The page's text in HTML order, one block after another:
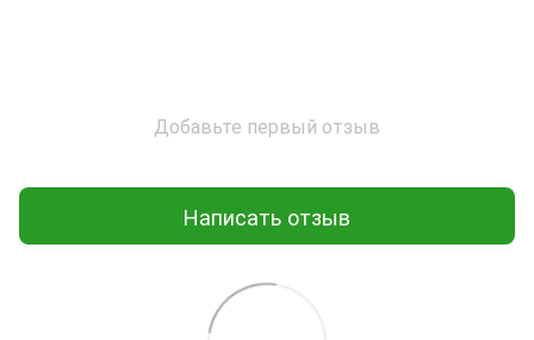
Добавьте первый отзыв
Написать отзыв